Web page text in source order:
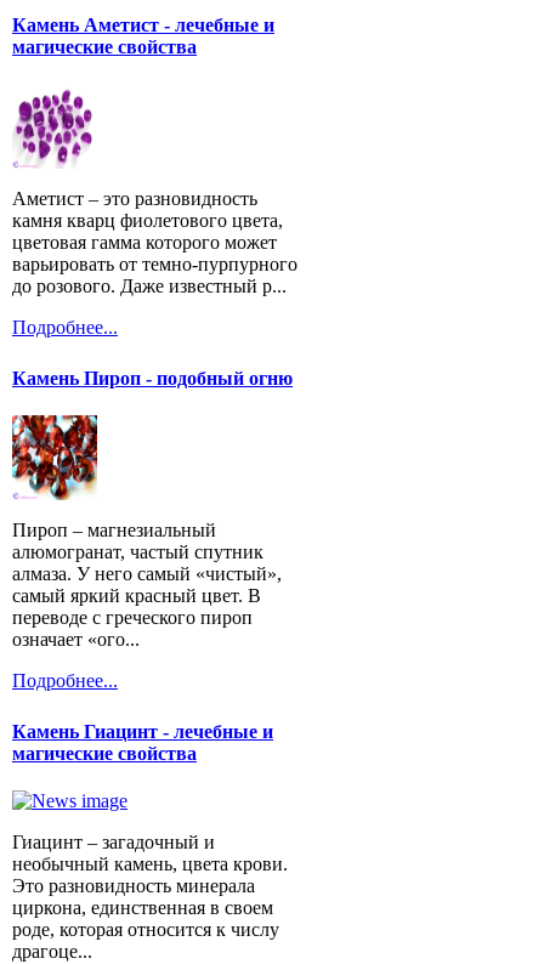
Камень Аметист - лечебные и
магические свойства
Аметист – это разновидность
камня кварц фиолетового цвета,
цветовая гамма которого может
варьировать от темно-пурпурного
до розового. Даже известный р...
Подробнее...
Камень Пироп - подобный огню
Пироп – магнезиальный
алюмогранат, частый спутник
алмаза. У него самый «чистый»,
самый яркий красный цвет. В
переводе с греческого пироп
означает «ого...
Подробнее...
Камень Гиацинт - лечебные и
магические свойства
Гиацинт – загадочный и
необычный камень, цвета крови.
Это разновидность минерала
циркона, единственная в своем
роде, которая относится к числу
драгоце...